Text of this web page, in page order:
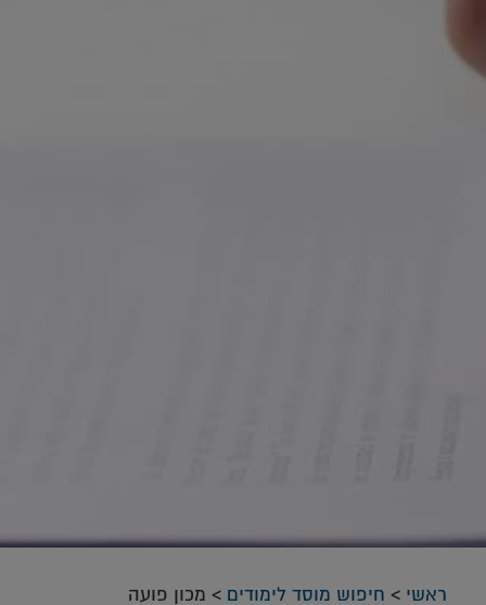
ראשי > חיפוש מוסד לימודים > מכון פועה